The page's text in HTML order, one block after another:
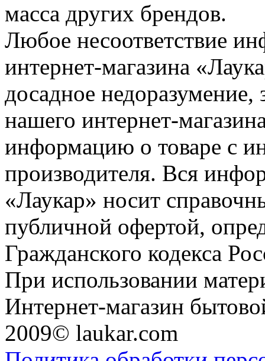
масса других брендов.
Любое несоответствие
интернет-магазина
досадное недоразумение,
нашего интернет-
информацию о товаре с
производителя. Вся
«Лаукар» носит
публичной офертой,
Гражданского кодекса
При использовании
Интернет-магазин
2009© laukar.com